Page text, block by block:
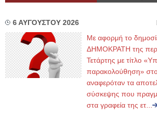
6 ΑΥΓΟΥΣΤΟΥ 2026
Με αφορμή το
ΔΗΜΟΚΡΑΤΗ της
Τετάρτης με τίτλο
παρακολούθηση»
αναφερόταν τα
σύσκεψης που
στα γραφεία της ετ...